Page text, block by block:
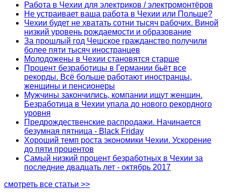
Работа в Чехии для электриков / электромонтёров
Не устраивает ваша работа в Чехии или Польше?
Чехии будет не хватать сотни тысяч рабочих. Виной
низкий уровень рождаемости и образование
За прошлый год Чешское гражданство получили
более пяти тысяч иностранцев
Молодожены в Чехии становятся старше
Процент безработицы в Германии бьёт все
рекорды. Всё больше работают иностранцы,
женщины и пенсионеры
Мужчины закончились, компании ищут женщин.
Безработица в Чехии упала до нового рекордного
уровня
Предрождественские распродажи. Начинается
безумная пятница - Black Friday
Хороший темп роста экономики Чехии. Ускорение
до пяти процентов
Самый низкий процент безработных в Чехии за
последние двадцать лет - октябрь 2017
смотреть все статьи >>